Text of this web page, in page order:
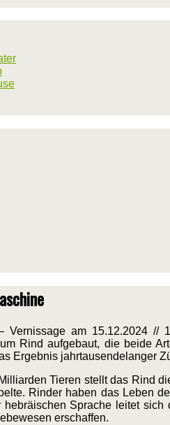
Vernissage am 15.12.2024 //
Rind aufgebaut, die beide
Ergebnis jahrtausendelanger
Tieren stellt das Rind
Rinder haben das Leben
Sprache leitet
erschaffen.